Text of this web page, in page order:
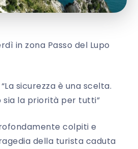
in zona Passo del Lupo
sicurezza è una scelta.
sia la priorità per tutti”
colpiti e
della turista caduta